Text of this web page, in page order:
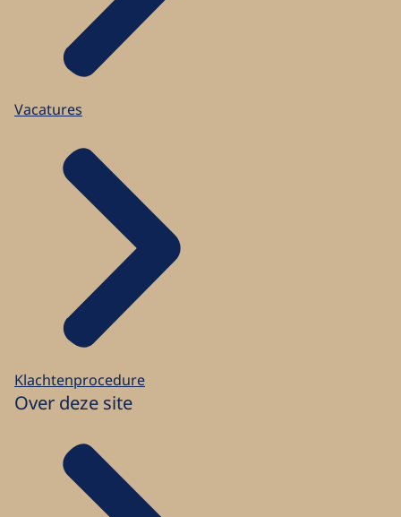
Vacatures
Klachtenprocedure
Over deze site